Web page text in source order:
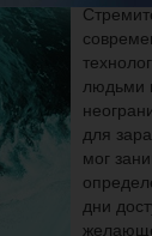
людьми
для
мог
дни